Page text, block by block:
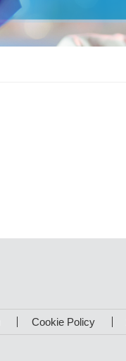
Cookie Policy